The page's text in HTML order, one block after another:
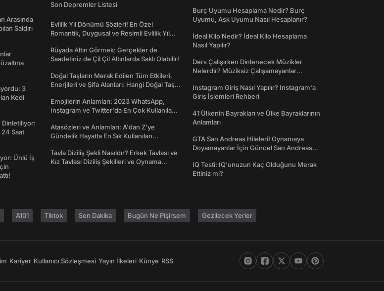
Arasında
Saldırı
3
Kedi
Dinletiliyor:
24 Saat
Ünlü İş
Son Depremler Listesi
Evlilik Yıl Dönümü Sözleri! En Özel
Romantik, Duygusal ve Resimli Evlilik Yıl
Rüyada Altın Görmek: Gerçekler de
Saadetiniz de Çil Çil Altınlarda Saklı Olabilir!
Doğal Taşların Merak Edilen Tüm Etkileri,
Enerjileri ve Şifa Alanları: Hangi Doğal Taş
Emojilerin Anlamları: 2023 WhatsApp,
Instagram ve Twitter'da En Çok Kullanılan
Atasözleri ve Anlamları: A'dan Z'ye
Gündelik Hayatta En Sık Kullanılan
Tavla Diziliş Şekli Nasıldır? Erkek Tavlası ve
Kız Tavlası Diziliş Şekilleri ve Oynama
Burç Uyumu Hesaplama Nedir? Burç
Uyumu, Aşk Uyumu Nasıl Hesaplanır?
İdeal Kilo Nedir? İdeal Kilo Hesaplama
Nasıl Yapılır?
Ders Çalışırken Dinlenecek Müzikler
Nelerdir? Müziksiz Çalışamayanlar
Instagram Giriş Nasıl Yapılır? Instagram'a
Giriş İşlemleri Rehberi
41 Ülkenin Bayrakları ve Ülke Bayraklarının
Anlamları
GTA San Andreas Hileleri! Oynamaya
Doyamayanlar İçin Güncel San Andreas
IQ Testi: IQ'unuzun Kaç Olduğunu Merak
Ettiniz mi?
A101 Tiktok Son Dakika Bugün Ne Pişirsem Gezilecek Yerler
Kariyer Kullanıcı Sözleşmesi Yayın İlkeleri Künye RSS